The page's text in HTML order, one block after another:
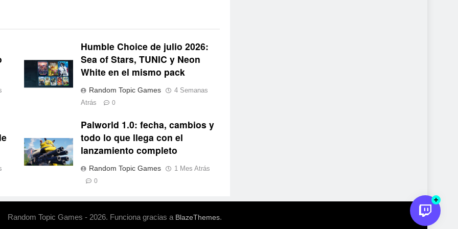
Humble Choice de julio 2026:
Sea of Stars, TUNIC y Neon
White en el mismo pack
Random Topic Games
4 Semanas
Atrás
0
Palworld 1.0: fecha, cambios y
todo lo que llega con el
lanzamiento completo
Random Topic Games 1 Mes Atrás
0
Random Topic Games - 2026. Funciona gracias a BlazeThemes.